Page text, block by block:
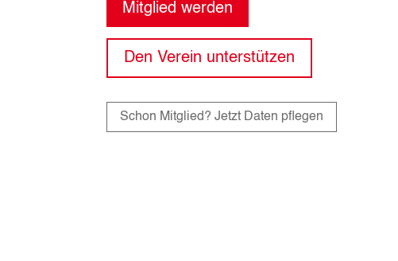
Mitglied werden
Den Verein unterstützen
Schon Mitglied? Jetzt Daten pflegen